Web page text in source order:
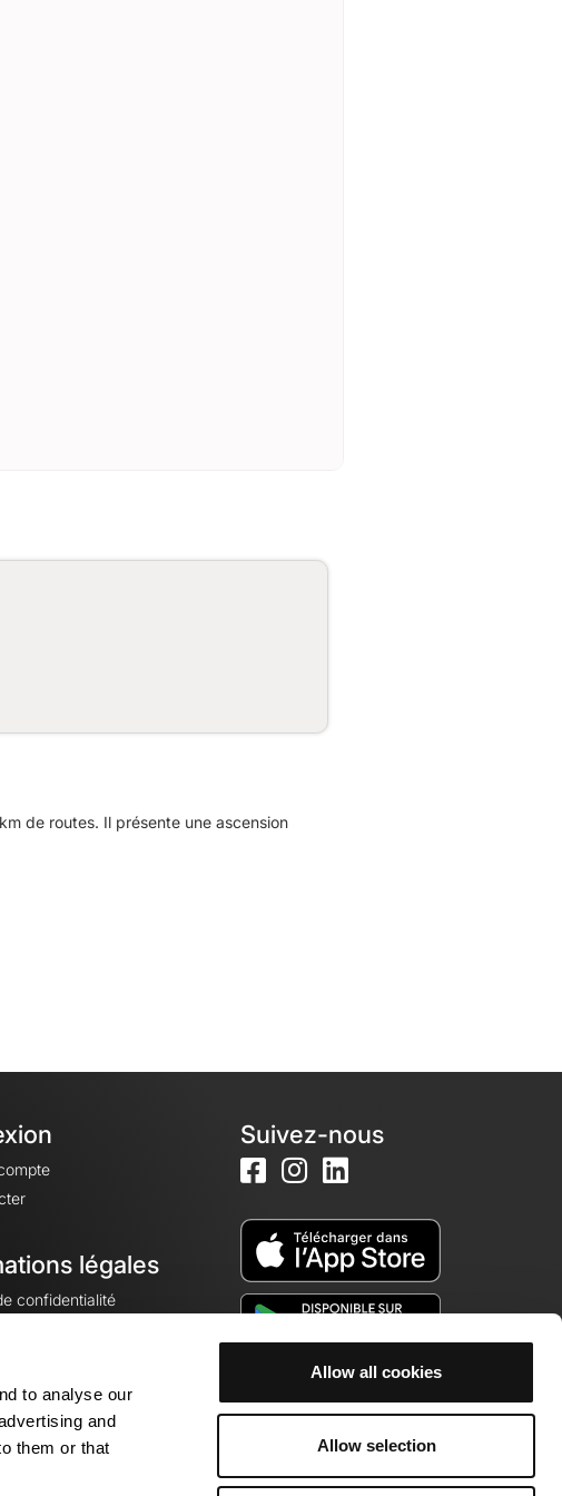
to analyse our
and
them or that
Allow all cookies
Allow selection
de routes. Il présente une ascension
légales
confidentialité
des cookies
Suivez-nous